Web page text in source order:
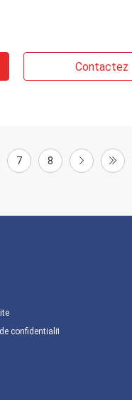
Contactez
7 8
confidentialité